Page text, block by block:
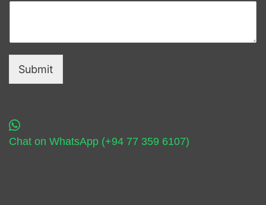
Submit
Chat on WhatsApp (+94 77 359 6107)